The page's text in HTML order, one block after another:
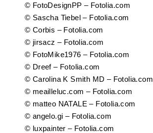
© FotoDesignPP – Fotolia.com
© Sascha Tiebel – Fotolia.com
© Corbis – Fotolia.com
© jirsacz – Fotolia.com
© FotoMike1976 – Fotolia.com
© Dreef – Fotolia.com
© Carolina K Smith MD – Fotolia.com
© meailleluc.com – Fotolia.com
© matteo NATALE – Fotolia.com
© angelo.gi – Fotolia.com
© luxpainter – Fotolia.com